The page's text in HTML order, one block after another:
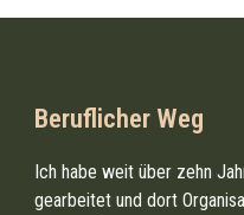
Beruflicher Weg
Ich habe weit über zehn
gearbeitet und dort